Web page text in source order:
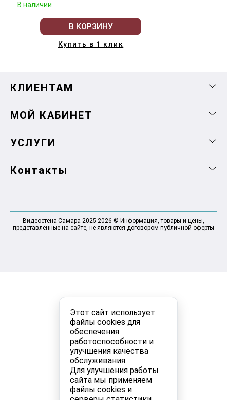
Этот сайт использует
файлы cookies для
обеспечения
работоспособности и
улучшения качества
обслуживания.
Для улучшения работы
сайта мы применяем
файлы cookies и
В наличии
В КОРЗИНУ
Купить в 1 клик
КЛИЕНТАМ
МОЙ КАБИНЕТ
УСЛУГИ
Контакты
Видеостена Самара 2025-2026 © Информация, товары и цены,
представленные на сайте, не являются договором публичной оферты